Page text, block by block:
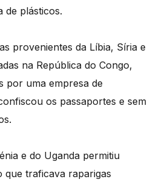
de plásticos.
provenientes da Líbia, Síria e
na República do Congo,
por uma empresa de
os passaportes e sem
e do Uganda permitiu
traficava raparigas